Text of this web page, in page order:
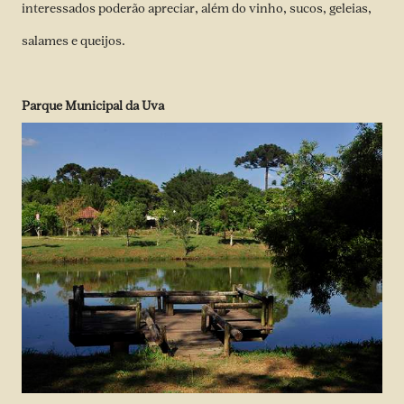
interessados poderão apreciar, além do vinho, sucos, geleias,
salames e queijos.
Parque Municipal da Uva